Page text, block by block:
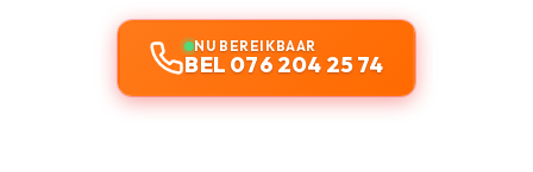
NU BEREIKBAAR
BEL 076 204 25 74